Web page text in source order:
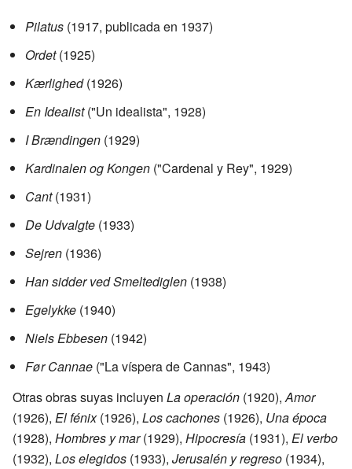
Pilatus (1917, publicada en 1937)
Ordet(1925)
Kærlighed(1926)
En Idealist("Un idealista", 1928)
I Brændingen (1929)
Kardinalen og Kongen ("Cardenal y Rey", 1929)
Cant(1931)
De Udvalgte (1933)
Sejren (1936)
Han sidder ved Smeltediglen (1938)
Egelykke (1940)
Niels Ebbesen (1942)
Før Cannae ("La víspera de Cannas", 1943)
Otras obras suyas incluyen La operación (1920),Amor
(1926), El fénix(1926), Los cachones (1926), Una época
(1928), Hombres y mar(1929), Hipocresía (1931), El verbo
(1932), Los elegidos (1933), Jerusalén y regreso (1934),